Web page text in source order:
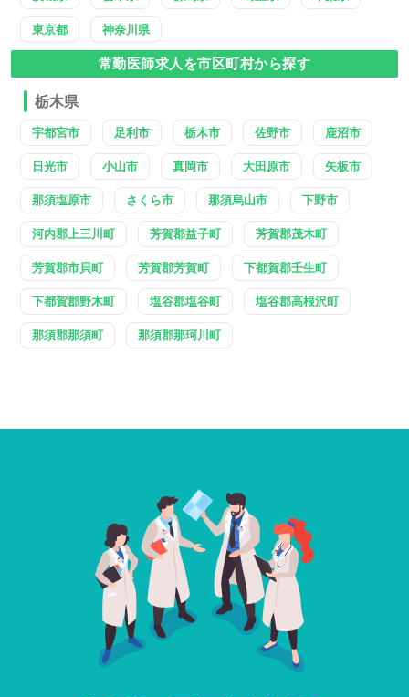
東京都 神奈川県
常勤医師求人を市区町村から探す
栃木県
宇都宮市 足利市 栃木市 佐野市 鹿沼市
日光市 小山市 真岡市 大田原市 矢板市
那須塩原市 さくら市 那須烏山市 下野市
河内郡上三川町 芳賀郡益子町 芳賀郡茂木町
芳賀郡市貝町 芳賀郡芳賀町 下都賀郡壬生町
下都賀郡野木町 塩谷郡塩谷町 塩谷郡高根沢町
那須郡那須町 那須郡那珂川町